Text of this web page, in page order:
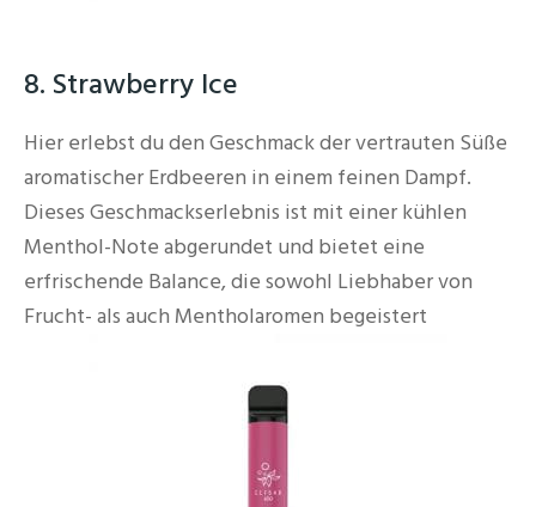
8. Strawberry Ice
Hier erlebst du den Geschmack der vertrauten Süße
aromatischer Erdbeeren in einem feinen Dampf.
Dieses Geschmackserlebnis ist mit einer kühlen
Menthol-Note abgerundet und bietet eine
erfrischende Balance, die sowohl Liebhaber von
Frucht- als auch Mentholaromen begeistert